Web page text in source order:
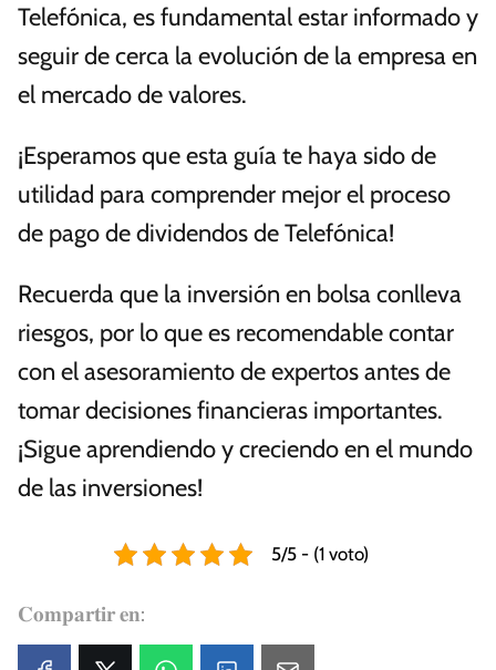
Telefónica, es fundamental estar informado y
seguir de cerca la evolución de la empresa en
el mercado de valores.
¡Esperamos que esta guía te haya sido de
utilidad para comprender mejor el proceso
de pago de dividendos de Telefónica!
Recuerda que la inversión en bolsa conlleva
riesgos, por lo que es recomendable contar
con el asesoramiento de expertos antes de
tomar decisiones financieras importantes.
¡Sigue aprendiendo y creciendo en el mundo
de las inversiones!
5/5 - (1 voto)
𝐂𝐨𝐦𝐩𝐚𝐫𝐭𝐢𝐫 𝐞𝐧: